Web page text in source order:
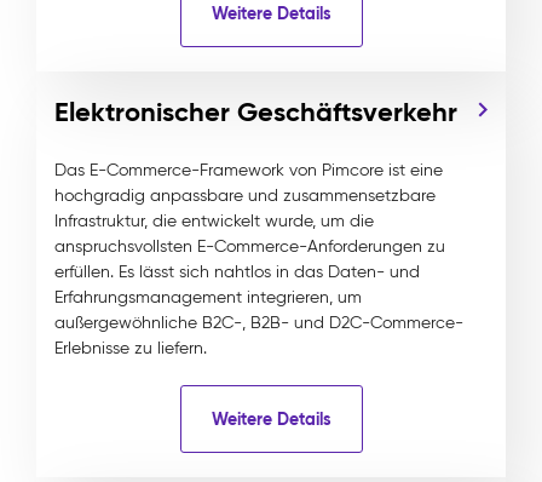
Weitere Details
Elektronischer Geschäftsverkehr
Das E-Commerce-Framework von Pimcore ist eine
hochgradig anpassbare und zusammensetzbare
Infrastruktur, die entwickelt wurde, um die
anspruchsvollsten E-Commerce-Anforderungen zu
erfüllen. Es lässt sich nahtlos in das Daten- und
Erfahrungsmanagement integrieren, um
außergewöhnliche B2C-, B2B- und D2C-Commerce-
Erlebnisse zu liefern.
Weitere Details